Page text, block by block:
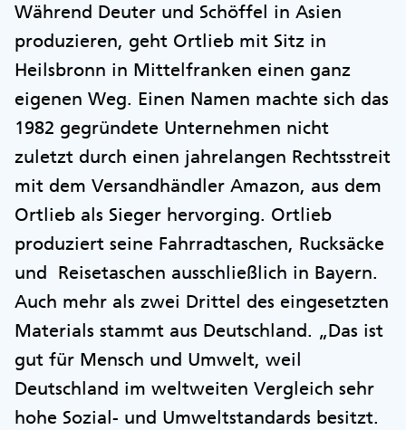
Während Deuter und Schöffel in Asien
produzieren, geht Ortlieb mit Sitz in
Heilsbronn in Mittelfranken einen ganz
eigenen Weg. Einen Namen machte sich das
1982 gegründete Unternehmen nicht
zuletzt durch einen jahrelangen Rechtsstreit
mit dem Versandhändler Amazon, aus dem
Ortlieb als Sieger hervorging. Ortlieb
produziert seine Fahrradtaschen, Rucksäcke
und Reisetaschen ausschließlich in Bayern.
Auch mehr als zwei Drittel des eingesetzten
Materials stammt aus Deutschland. „Das ist
gut für Mensch und Umwelt, weil
Deutschland im weltweiten Vergleich sehr
hohe Sozial- und Umweltstandards besitzt.